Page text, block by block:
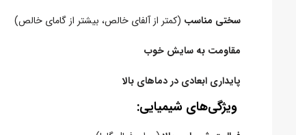
سختی مناسب (کمتر از آلفای خالص، بیشتر از گامای خالص)
مقاومت به سایش خوب
پایداری ابعادی در دماهای بالا
ویژگی‌های شیمیایی: